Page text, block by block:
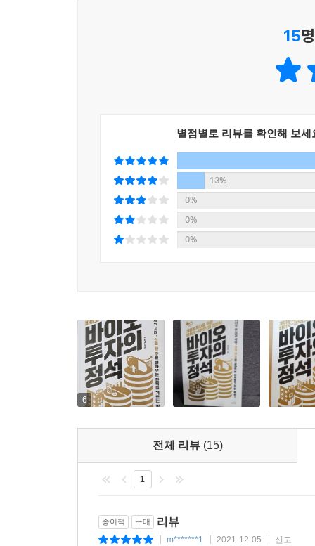
지속 가능성이 낮음에도 불구하고 매우 안정적인
주목받는지를 들려준다.
신약개발사는 ‘어떻게’ 돈을 벌고
‘얼마나’ 돈을 벌어들일까?
예를 들어 제약사가 신약개발에 성공하고 난 뒤
갖춘 제약사는 일부 글로벌 제약사에 국한된다.
체결했다고 해서 지금 당장 수익을 내는 것이 아
사노피와 기술이전 계약을 체결하면서 주가가 치
말, 당시로는 최대 규모인 39억 유로(약 5조
(약 5,400억 원)를 받은 초대형 계약이었는데, 결
_후기 개발 단계의 기술이전 계약 전략, 153쪽
바이오-제약산업은 ‘약’만 팔지 않는다,
15
별점별로 리뷰를 확인해 보세
13%
0%
0%
0%
6
전체 리뷰 (15)
1
종이책 구매 리뷰
m*******1 2021-12-05 신고